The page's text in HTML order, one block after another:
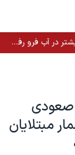
نفتکش تحریم‌شده در نزدیکی سواحل عمان بیشتر در آب فرو رفت؛ نشت نفت ادامه دارد
صعودی
مبتلایان